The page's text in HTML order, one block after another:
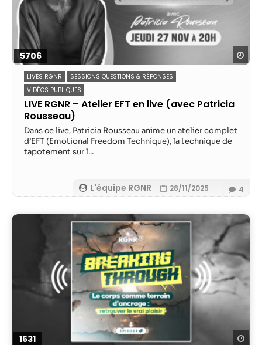
5706
LIVES RGNR
SESSIONS QUESTIONS & RÉPONSES
VIDÉOS PUBLIQUES
LIVE RGNR – Atelier EFT en live (avec Patricia
Rousseau)
L'équipe RGNR 28/11/2025
Dans ce live, Patricia Rousseau anime un atelier complet
d’EFT (Emotional Freedom Technique), la technique de
tapotement sur l...
4
1631
de votre visite.
Si vous refusez
ces cookies,
certaines
disparaîtront
du site Web.
Marketing
En partageant
lorsque vous
visitez notre
augmentez les
chances de
voir du
contenu et des
offres
personnalisés.